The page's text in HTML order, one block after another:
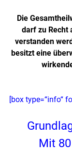
Die
darf zu Recht
verstanden
besitzt eine
[box type=“info“
Mit